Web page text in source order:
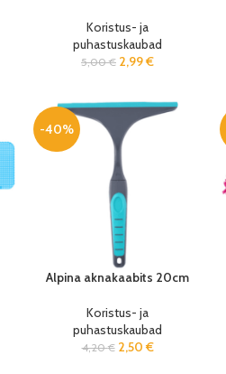
Koristus- ja
puhastuskaubad
5,00€ 2,99€
-40%
Alpina aknakaabits 20cm
Koristus- ja
puhastuskaubad
4,20€ 2,50 €